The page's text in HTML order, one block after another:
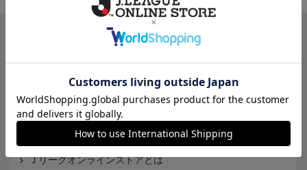
クラブから探す
Ｊ1 Ｊ2 Ｊ3
インフォメーション
Ｊリーグオンラインストアとは